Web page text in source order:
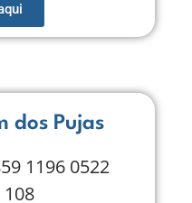
dos Pujas
1196 0522
108